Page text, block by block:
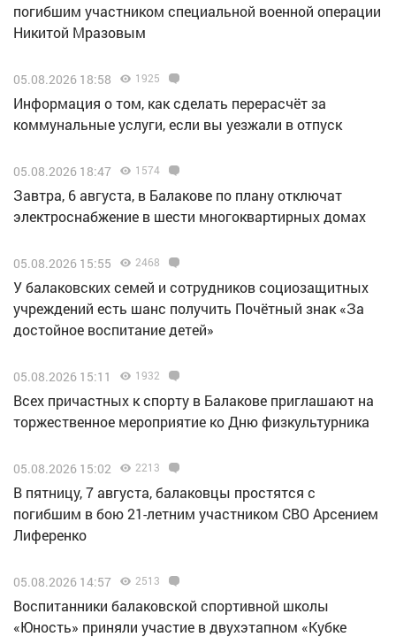
погибшим участником специальной военной операции
Никитой Мразовым
05.08.2026 18:58 1925
Информация о том, как сделать перерасчёт за
коммунальные услуги, если вы уезжали в отпуск
05.08.2026 18:47 1574
Завтра, 6 августа, в Балакове по плану отключат
электроснабжение в шести многоквартирных домах
05.08.2026 15:55 2468
У балаковских семей и сотрудников социозащитных
учреждений есть шанс получить Почётный знак «За
достойное воспитание детей»
05.08.2026 15:11 1932
Всех причастных к спорту в Балакове приглашают на
торжественное мероприятие ко Дню физкультурника
05.08.2026 15:02 2213
В пятницу, 7 августа, балаковцы простятся с
погибшим в бою 21-летним участником СВО Арсением
Лиференко
05.08.2026 14:57 2513
Воспитанники балаковской спортивной школы
«Юность» приняли участие в двухэтапном «Кубке